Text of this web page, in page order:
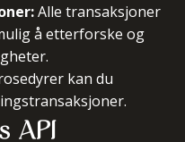
Alle transaksjoner
å etterforske og
kan du
API